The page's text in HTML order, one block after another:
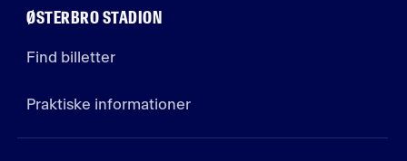
ØSTERBRO STADION
Find billetter
Praktiske informationer